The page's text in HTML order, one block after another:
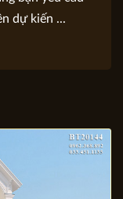
tích đất, mặt